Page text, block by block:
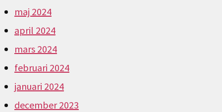
maj 2024
april 2024
mars 2024
februari 2024
januari 2024
december 2023